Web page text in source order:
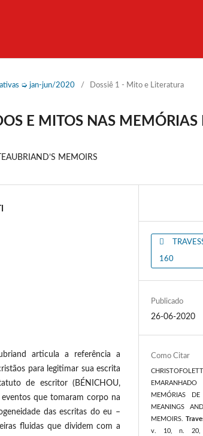
➭ jan-jun/2020 / Dossiê 1 - Mito e Literatura
E MITOS NAS MEMÓRIAS
MEMOIRS
articula a referência a
para legitimar sua escrita
de escritor (BÉNICHOU,
que tomaram corpo na
das escritas do eu –
fluidas que dividem com a
160
Publicado
26-06-2020
Como Citar
MEMÓRIAS
MEANINGS
MEMOIRS.
v. 10, n. 20,